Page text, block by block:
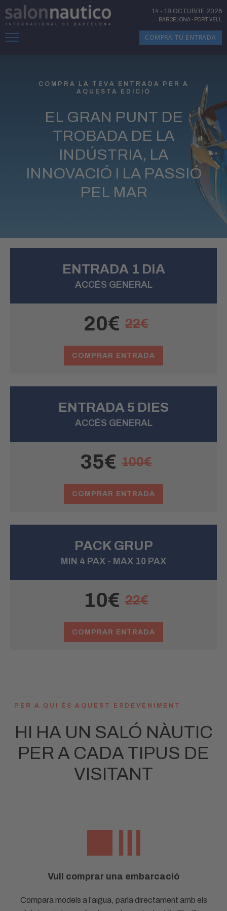
COMPRA TU ENTRADA
14 - 18 OCTUBRE 2026
BARCELONA- PORT VELL
COMPRA LA TEVA ENTRADA PER A
AQUESTA EDICIÓ
EL GRAN PUNT DE
TROBADA DE LA
INDÚSTRIA, LA
INNOVACIÓ I LA PASSIÓ
PEL MAR
ENTRADA 1 DIA
ACCÉS GENERAL
20€ 22€
COMPRAR ENTRADA
ENTRADA 5 DIES
ACCÉS GENERAL
35€ 100€
COMPRAR ENTRADA
PACK GRUP
MIN 4 PAX - MAX 10 PAX
10€ 22€
COMPRAR ENTRADA
PER A QUI ÉS AQUEST ESDEVENIMENT
HI HA UN SALÓ NÀUTIC
PER A CADA TIPUS DE
VISITANT
Vull comprar una embarcació
Compara models a l’aigua, parla directament amb els